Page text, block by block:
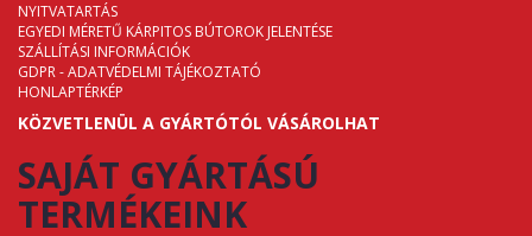
NYITVATARTÁS
EGYEDI MÉRETŰ KÁRPITOS BÚTOROK JELENTÉSE
SZÁLLÍTÁSI INFORMÁCIÓK
GDPR - ADATVÉDELMI TÁJÉKOZTATÓ
HONLAPTÉRKÉP
KÖZVETLENÜL A GYÁRTÓTÓL VÁSÁROLHAT
SAJÁT GYÁRTÁSÚ
TERMÉKEINK